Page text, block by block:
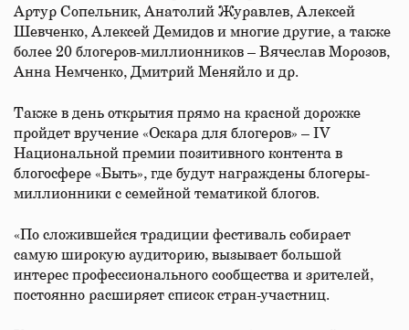
Артур Сопельник, Анатолий Журавлев, Алексей
Шевченко, Алексей Демидов и многие другие, а также
более 20 блогеров-миллионников – Вячеслав Морозов,
Анна Немченко, Дмитрий Меняйло и др.
Также в день открытия прямо на красной дорожке
пройдет вручение «Оскара для блогеров» – IV
Национальной премии позитивного контента в
блогосфере «Быть», где будут награждены блогеры-
миллионники с семейной тематикой блогов.
«По сложившейся традиции фестиваль собирает
самую широкую аудиторию, вызывает большой
интерес профессионального сообщества и зрителей,
постоянно расширяет список стран-участниц.